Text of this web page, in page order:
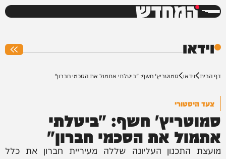
המחדש
וידאו
דף הבית וידאו סמוטריץ' חשף: "ביטלתי אתמול את הסכמי חברון"
צעד היסטורי
סמוטריץ' חשף: "ביטלתי
אתמול את הסכמי חברון"
מועצת התכנון העליונה שללה מעיריית חברון את כלל